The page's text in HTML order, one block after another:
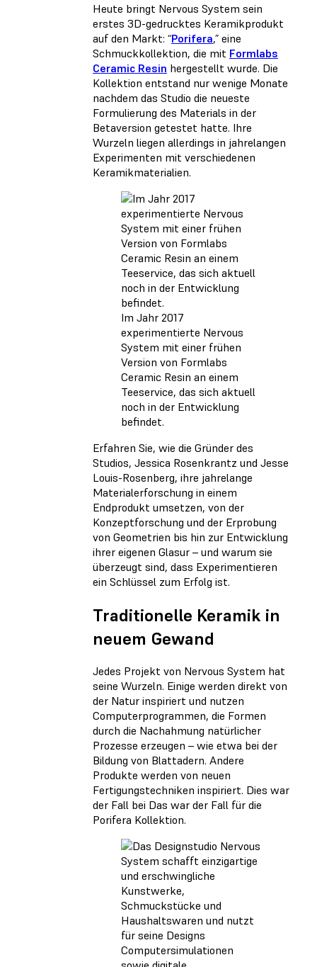
Heute bringt Nervous System sein
erstes 3D-gedrucktes Keramikprodukt
auf den Markt: “Porifera,” eine
Schmuckkollektion, die mit Formlabs
Ceramic Resin hergestellt wurde. Die
Kollektion entstand nur wenige Monate
nachdem das Studio die neueste
Formulierung des Materials in der
Betaversion getestet hatte. Ihre
Wurzeln liegen allerdings in jahrelangen
Experimenten mit verschiedenen
Keramikmaterialien.
Im Jahr 2017
experimentierte Nervous
System mit einer frühen
Version von Formlabs
Ceramic Resin an einem
Teeservice, das sich aktuell
noch in der Entwicklung
befindet.
Erfahren Sie, wie die Gründer des
Studios, Jessica Rosenkrantz und Jesse
Louis-Rosenberg, ihre jahrelange
Materialerforschung in einem
Endprodukt umsetzen, von der
Konzeptforschung und der Erprobung
von Geometrien bis hin zur Entwicklung
ihrer eigenen Glasur – und warum sie
überzeugt sind, dass Experimentieren
ein Schlüssel zum Erfolg ist.
Traditionelle Keramik in
neuem Gewand
Jedes Projekt von Nervous System hat
seine Wurzeln. Einige werden direkt von
der Natur inspiriert und nutzen
Computerprogrammen, die Formen
durch die Nachahmung natürlicher
Prozesse erzeugen – wie etwa bei der
Bildung von Blattadern. Andere
Produkte werden von neuen
Fertigungstechniken inspiriert. Dies war
der Fall bei Das war der Fall für die
Porifera Kollektion.